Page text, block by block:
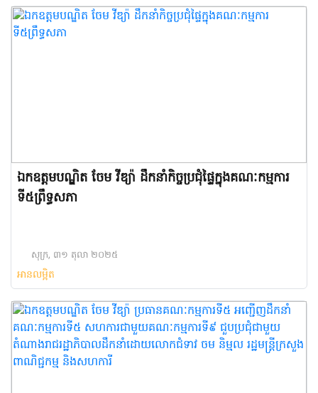
ឯកឧត្តមបណ្ឌិត ចែម វីឌ្យ៉ា ដឹកនាំកិច្ចប្រជុំផ្ទៃក្នុងគណៈកម្មការ
ទី៥ព្រឹទ្ធសភា
សុក្រ, ៣១ តុលា ២០២៥
អានលម្អិត